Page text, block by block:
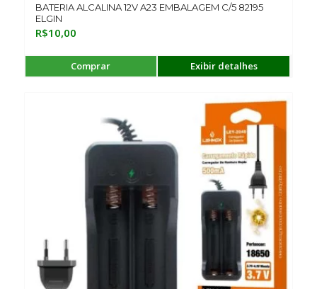
BATERIA ALCALINA 12V A23 EMBALAGEM C/5 82195
ELGIN
R$10,00
Comprar Exibir detalhes